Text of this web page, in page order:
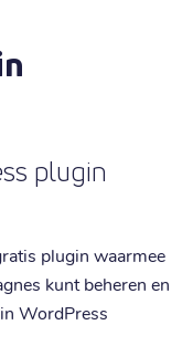
plugin
plugin waarmee
kunt beheren en
WordPress